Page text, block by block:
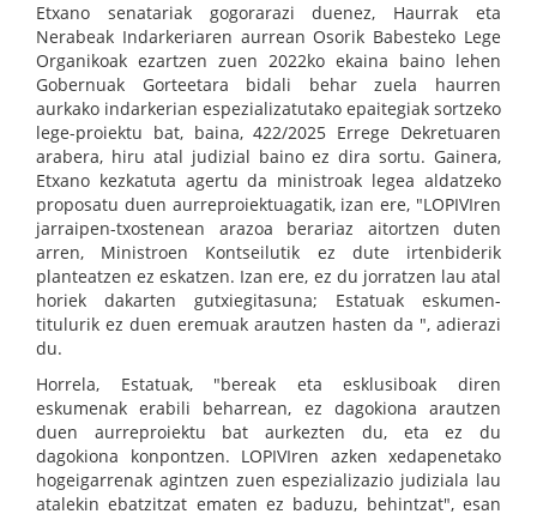
Etxano senatariak gogorarazi duenez, Haurrak eta
Nerabeak Indarkeriaren aurrean Osorik Babesteko Lege
Organikoak ezartzen zuen 2022ko ekaina baino lehen
Gobernuak Gorteetara bidali behar zuela haurren
aurkako indarkerian espezializatutako epaitegiak sortzeko
lege-proiektu bat, baina, 422/2025 Errege Dekretuaren
arabera, hiru atal judizial baino ez dira sortu. Gainera,
Etxano kezkatuta agertu da ministroak legea aldatzeko
proposatu duen aurreproiektuagatik, izan ere, "LOPIVIren
jarraipen-txostenean arazoa berariaz aitortzen duten
arren, Ministroen Kontseilutik ez dute irtenbiderik
planteatzen ez eskatzen. Izan ere, ez du jorratzen lau atal
horiek dakarten gutxiegitasuna; Estatuak eskumen-
titulurik ez duen eremuak arautzen hasten da ", adierazi
du.
Horrela, Estatuak, "bereak eta esklusiboak diren
eskumenak erabili beharrean, ez dagokiona arautzen
duen aurreproiektu bat aurkezten du, eta ez du
dagokiona konpontzen. LOPIVIren azken xedapenetako
hogeigarrenak agintzen zuen espezializazio judiziala lau
atalekin ebatzitzat ematen ez baduzu, behintzat", esan